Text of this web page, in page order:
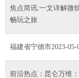
焦点简讯:一文详解微
畅玩之旅
福建省宁德市2023-
前沿热点：昆仑万维